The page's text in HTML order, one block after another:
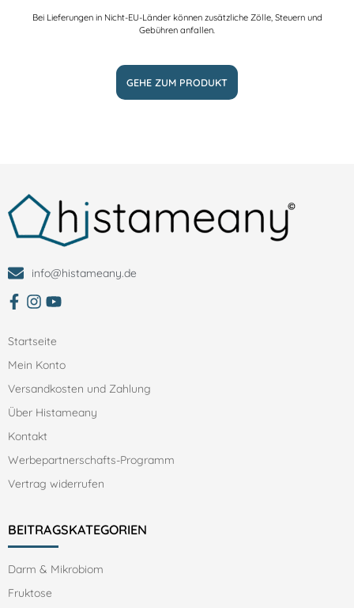
Bei Lieferungen in Nicht-EU-Länder können zusätzliche Zölle, Steuern und
Gebühren anfallen.
GEHE ZUM PRODUKT
info@histameany.de
zum facebbok Account von Histameany
Zum Instagram Account von histameany
Zum YouTube Account von histameany education
Startseite
Mein Konto
Versandkosten und Zahlung
Über Histameany
Kontakt
Werbepartnerschafts-Programm
Vertrag widerrufen
BEITRAGSKATEGORIEN
Darm & Mikrobiom
Fruktose